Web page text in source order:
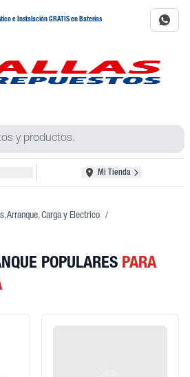
e Instalación GRATIS en Baterías
Mi Tienda
Arranque, Carga y Electrico /
POPULARES PARA